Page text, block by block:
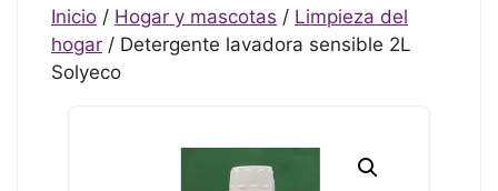
Inicio / Hogar y mascotas / Limpieza del
hogar / Detergente lavadora sensible 2L
Solyeco